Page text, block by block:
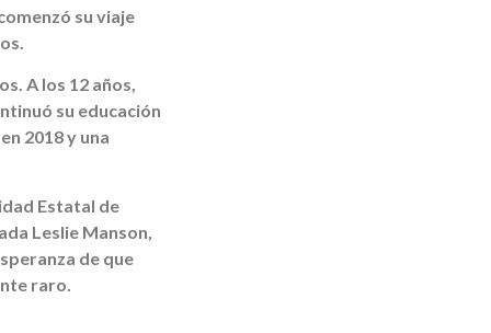
su viaje
A los 12 años,
su educación
2018 y una
Estatal de
Leslie Manson,
de que
raro.